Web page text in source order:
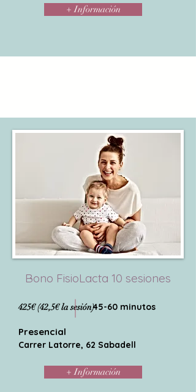
+ Información
Bono FisioLacta 10 sesiones
425€ (42,5€ la sesión)45-60 minutos
Presencial
Carrer Latorre, 62 Sabadell
+ Información